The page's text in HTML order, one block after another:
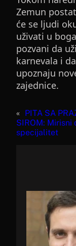
Zemun
će se ljudi
uživati u
pozvani da
karnevala i
upoznaju
zajednice.
« PITA SA
SIROM: Mirisni
specijalitet